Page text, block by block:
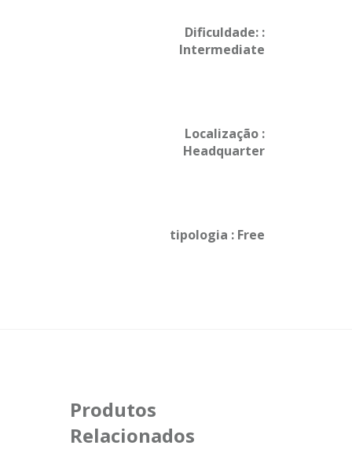
Dificuldade: :
Intermediate
Localização :
Headquarter
tipologia : Free
Produtos
Relacionados